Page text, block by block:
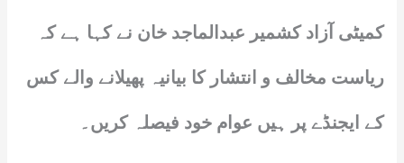
کمیٹی آزاد کشمیر عبدالماجد خان نے کہا ہے کہ
ریاست مخالف و انتشار کا بیانیہ پھیلانے والے کس
کے ایجنڈے پر ہیں عوام خود فیصلہ کریں۔